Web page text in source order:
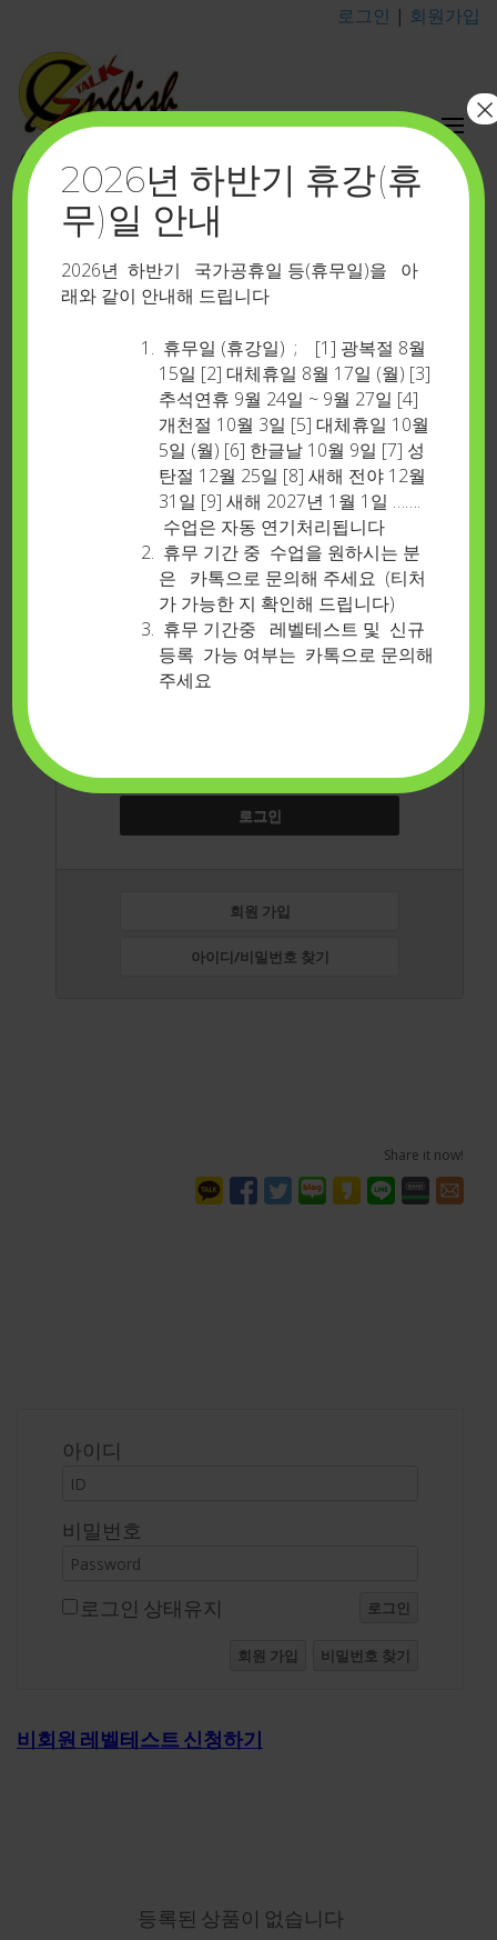
로그인 | 회원가입
이지톡영어포유
카톡 아이디 : eztalkenglish
로그인
기존 회원 중 쇼셜(social) 로그인으로 등록하신 분은
회원 재가입을 부탁 드립니다…포인트 승계 등은 고
객센타 카톡( 카톡 아이디 : eztalkenglish )으로 연락
주시면 처리하여 드리겠습니다
모바일에서 로그인이 원활하지 않을 경우 컴퓨터(노
트북)를 이용해 주시기 바랍니다
로그인 상태유지
아이디
로그인
회원 가입
아이디/비밀번호 찾기
Share it now!
아이디
비밀번호
로그인 상태유지 로그인
회원 가입 비밀번호 찾기
비회원 레벨테스트 신청하기
등록된 상품이 없습니다
2026년 하반기 휴강(휴
무)일 안내
2026년 하반기 국가공휴일 등(휴무일)을 아
래와 같이 안내해 드립니다
휴무일 (휴강일) ; [1] 광복절 8월
15일 [2] 대체휴일 8월 17일 (월) [3]
추석연휴 9월 24일 ~ 9월 27일 [4]
개천절 10월 3일 [5] 대체휴일 10월
5일 (월) [6] 한글날 10월 9일 [7] 성
탄절 12월 25일 [8] 새해 전야 12월
31일 [9] 새해 2027년 1월 1일 …….
수업은 자동 연기처리됩니다
휴무 기간 중 수업을 원하시는 분
은 카톡으로 문의해 주세요 (티처
가 가능한 지 확인해 드립니다)
휴무 기간중 레벨테스트 및 신규
등록 가능 여부는 카톡으로 문의해
주세요
×